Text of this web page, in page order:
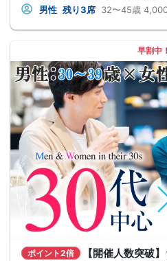
男性 残り3席 32〜45歳
早割中！
ポイント2倍
【開催人数突破